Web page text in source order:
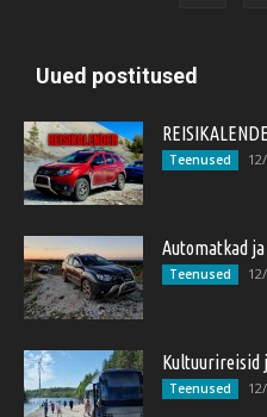
Uued postitused
Teenused
Automatkad ja
Teenused
Kultuurireisid
Teenused